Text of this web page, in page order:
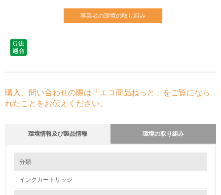
事業者の環境の取り組み
購入、問い合わせの際は「エコ商品ねっと」をご覧になら
れたことをお伝えください。
環境情報及び製品情報 環境の取り組み
1.環境取り組み体制
分類
インクカートリッジ